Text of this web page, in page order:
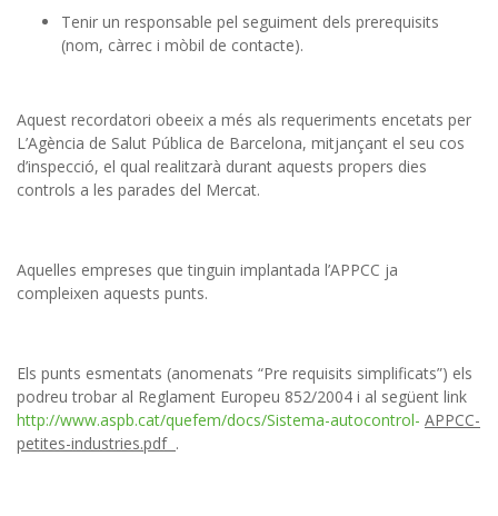
Tenir un responsable pel seguiment dels prerequisits
(nom, càrrec i mòbil de contacte).
Aquest recordatori obeeix a més als requeriments encetats per
L’Agència de Salut Pública de Barcelona, mitjançant el seu cos
d’inspecció, el qual realitzarà durant aquests propers dies
controls a les parades del Mercat.
Aquelles empreses que tinguin implantada l’APPCC ja
compleixen aquests punts.
Els punts esmentats (anomenats “Pre requisits simplificats”) els
podreu trobar al Reglament Europeu 852/2004 i al següent link
http://www.aspb.cat/quefem/docs/Sistema-autocontrol- APPCC-
petites-industries.pdf .